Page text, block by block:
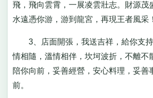
飛，飛向雲霄，一展凌雲壯志。財源茂
水遠憑你游，游到龍宮，再現王者風采！
3、店面開張，我送吉祥，給你支持
情相隨，溫情相伴，坎坷波折，不離不
陪你向前，妥善經營，安心料理，妥善
前。